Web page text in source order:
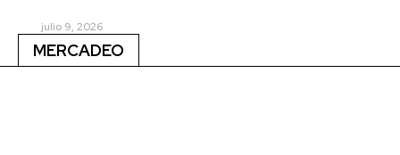
julio 9, 2026
MERCADEO